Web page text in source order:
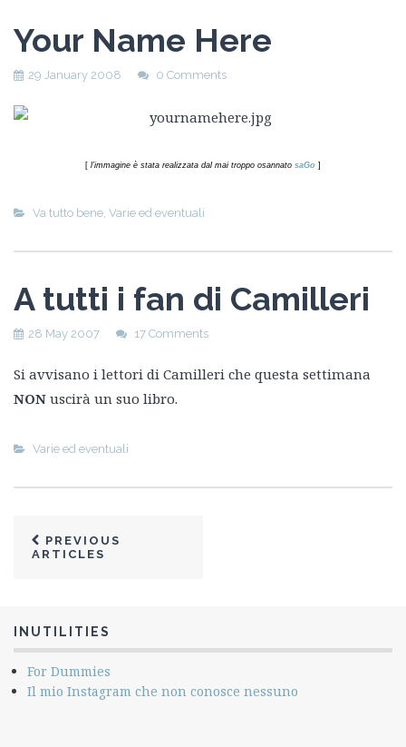
Your Name Here
29 January 2008 0 Comments
[ l’immagine è stata realizzata dal mai troppo osannato saGo ]
Va tutto bene Varie ed eventuali
A tutti i fan di Camilleri
28 May 2007 17 Comments
Si avvisano i lettori di Camilleri che questa settimana
NON uscirà un suo libro.
Varie ed eventuali
PREVIOUS
ARTICLES
INUTILITIES
For Dummies
Il mio Instagram che non conosce nessuno